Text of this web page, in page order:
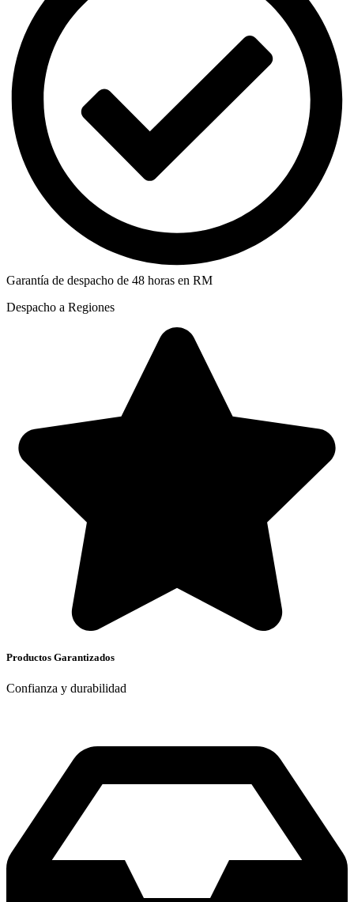
Garantía de despacho de 48 horas en RM
Despacho a Regiones
Productos Garantizados
Confianza y durabilidad